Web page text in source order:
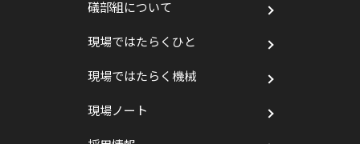
礒部組について
現場ではたらくひと
現場ではたらく機械
現場ノート